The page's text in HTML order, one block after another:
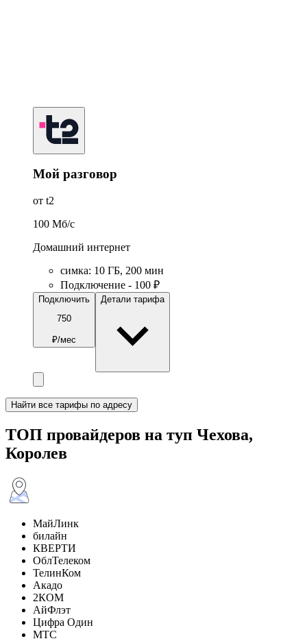
Мой разговор
от t2
100 Мб/c
Домашний интернет
симка: 10 ГБ, 200 мин
Подключение - 100 ₽
Подключить
750
₽/мес
Детали тарифа
Найти все тарифы по адресу
ТОП провайдеров на туп Чехова,
Королев
МайЛинк
билайн
КВЕРТИ
ОблТелеком
ТелинКом
Акадо
2КОМ
АйФлэт
Цифра Один
МТС